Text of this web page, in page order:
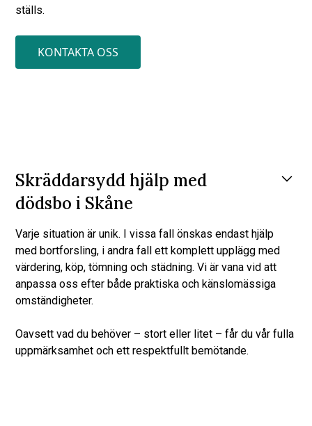
ställs.
KONTAKTA OSS
Skräddarsydd hjälp med
dödsbo i Skåne
Varje situation är unik. I vissa fall önskas endast hjälp
med bortforsling, i andra fall ett komplett upplägg med
värdering, köp, tömning och städning. Vi är vana vid att
anpassa oss efter både praktiska och känslomässiga
omständigheter.
Oavsett vad du behöver – stort eller litet – får du vår fulla
uppmärksamhet och ett respektfullt bemötande.